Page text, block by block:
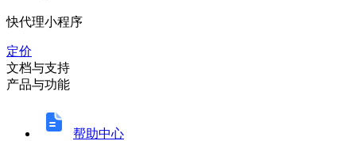
快代理小程序
定价
文档与支持
产品与功能
帮助中心